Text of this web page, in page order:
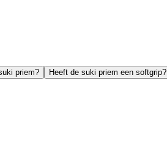
priem? Heeft de suki priem een softgrip?